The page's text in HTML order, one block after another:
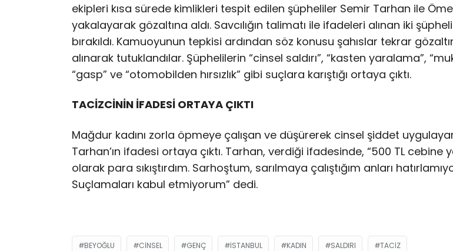
ekipleri kısa sürede kimlikleri tespit edilen şüpheliler Semir Tarhan ile
yakalayarak gözaltına aldı. Savcılığın talimatı ile ifadeleri alınan iki
bırakıldı. Kamuoyunun tepkisi ardından söz konusu şahıslar tekrar
alınarak tutuklandılar. Şüphelilerin “cinsel saldırı”, “kasten yaralama”,
“gasp” ve “otomobilden hırsızlık” gibi suçlara karıştığı ortaya çıktı.
TACİZCİNİN İFADESİ ORTAYA ÇIKTI
Mağdur kadını zorla öpmeye çalışan ve düşürerek cinsel şiddet
Tarhan’ın ifadesi ortaya çıktı. Tarhan, verdiği ifadesinde, “500 TL cebine
olarak para sıkıştırdım. Sarhoştum, sarılmaya çalıştığım anları
Suçlamaları kabul etmiyorum” dedi.
BEYOĞLU CINSEL GENÇ ISTANBUL KADIN SALDIRI TACIZ